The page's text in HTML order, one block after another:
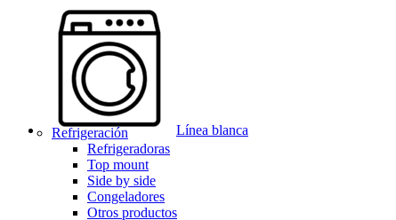
Línea blanca
Refrigeración
Refrigeradoras
Top mount
Side by side
Congeladores
Otros productos